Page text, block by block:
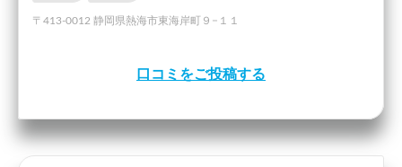
〒413-0012 静岡県熱海市東海岸町９−１１
口コミをご投稿する